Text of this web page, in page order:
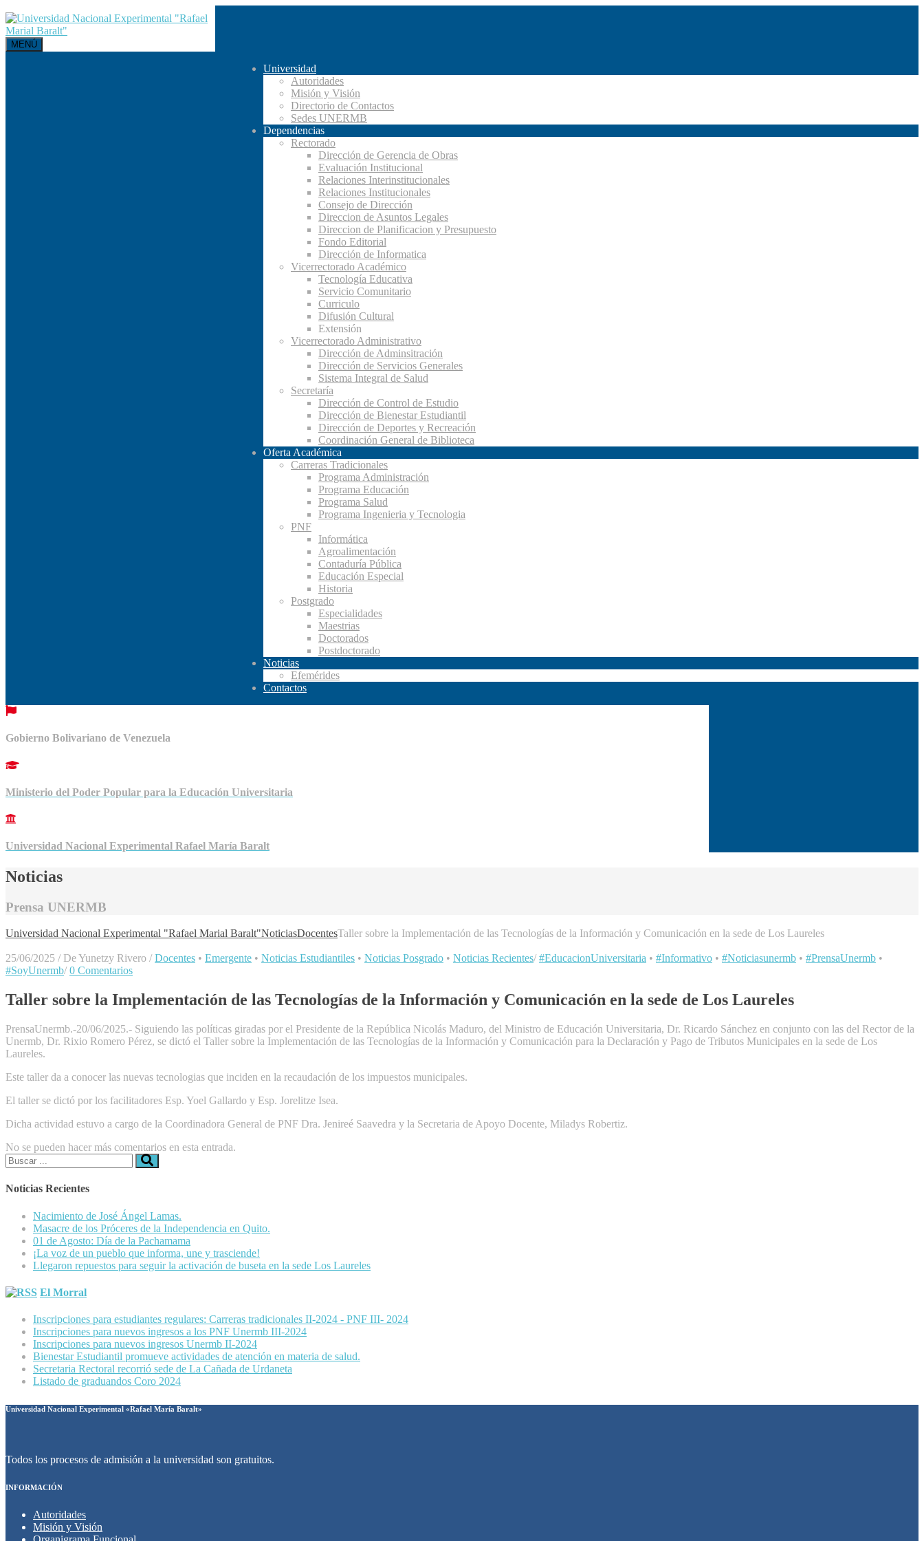
MENÚ
Universidad
Autoridades
Misión y Visión
Directorio de Contactos
Sedes UNERMB
Dependencias
Rectorado
Dirección de Gerencia de Obras
Evaluación Institucional
Relaciones Interinstitucionales
Relaciones Institucionales
Consejo de Dirección
Direccion de Asuntos Legales
Direccion de Planificacion y Presupuesto
Fondo Editorial
Dirección de Informatica
Vicerrectorado Académico
Tecnología Educativa
Servicio Comunitario
Curriculo
Difusión Cultural
Extensión
Vicerrectorado Administrativo
Dirección de Adminsitración
Dirección de Servicios Generales
Sistema Integral de Salud
Secretaría
Dirección de Control de Estudio
Dirección de Bienestar Estudiantil
Dirección de Deportes y Recreación
Coordinación General de Biblioteca
Oferta Académica
Carreras Tradicionales
Programa Administración
Programa Educación
Programa Salud
Programa Ingenieria y Tecnologia
PNF
Informática
Agroalimentación
Contaduría Pública
Educación Especial
Historia
Postgrado
Especialidades
Maestrias
Doctorados
Postdoctorado
Noticias
Efemérides
Contactos
Gobierno Bolivariano de Venezuela
Ministerio del Poder Popular para la Educación Universitaria
Universidad Nacional Experimental Rafael María Baralt
Noticias
Prensa UNERMB
Universidad Nacional Experimental "Rafael Marial Baralt"NoticiasDocentesTaller sobre la Implementación de las Tecnologías de la Información y Comunicación en la sede de Los Laureles
25/06/2025 / De Yunetzy Rivero / Docentes • Emergente • Noticias Estudiantiles • Noticias Posgrado • Noticias Recientes/ #EducacionUniversitaria • #Informativo • #Noticiasunermb • #PrensaUnermb •
#SoyUnermb/ 0 Comentarios
Taller sobre la Implementación de las Tecnologías de la Información y Comunicación en la sede de Los Laureles
PrensaUnermb.-20/06/2025.- Siguiendo las políticas giradas por el Presidente de la República Nicolás Maduro, del Ministro de Educación Universitaria, Dr. Ricardo Sánchez en conjunto con las del Rector de la
Unermb, Dr. Rixio Romero Pérez, se dictó el Taller sobre la Implementación de las Tecnologías de la Información y Comunicación para la Declaración y Pago de Tributos Municipales en la sede de Los
Laureles.
Este taller da a conocer las nuevas tecnologias que inciden en la recaudación de los impuestos municipales.
El taller se dictó por los facilitadores Esp. Yoel Gallardo y Esp. Jorelitze Isea.
Dicha actividad estuvo a cargo de la Coordinadora General de PNF Dra. Jenireé Saavedra y la Secretaria de Apoyo Docente, Miladys Robertiz.
No se pueden hacer más comentarios en esta entrada.
Buscar:
Noticias Recientes
Nacimiento de José Ángel Lamas.
Masacre de los Próceres de la Independencia en Quito.
01 de Agosto: Día de la Pachamama
¡La voz de un pueblo que informa, une y trasciende!
Llegaron repuestos para seguir la activación de buseta en la sede Los Laureles
El Morral
Inscripciones para estudiantes regulares: Carreras tradicionales II-2024 - PNF III- 2024
Inscripciones para nuevos ingresos a los PNF Unermb III-2024
Inscripciones para nuevos ingresos Unermb II-2024
Bienestar Estudiantil promueve actividades de atención en materia de salud.
Secretaria Rectoral recorrió sede de La Cañada de Urdaneta
Listado de graduandos Coro 2024
Universidad Nacional Experimental «Rafael María Baralt»
Todos los procesos de admisión a la universidad son gratuitos.
INFORMACIÓN
Autoridades
Misión y Visión